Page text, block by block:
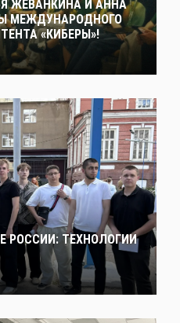
ЖЕВАНКИНА И АННА
МЕЖДУНАРОДНОГО
«КИБЕРЫ»!
РОССИИ: ТЕХНОЛОГИИ